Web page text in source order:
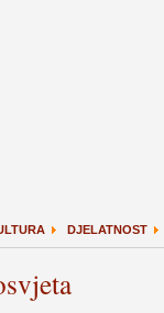
DJELATNOST